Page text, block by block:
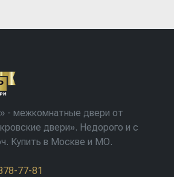
- межкомнатные двери от
двери». Недорого и с
Купить в Москве и МО.
77-81